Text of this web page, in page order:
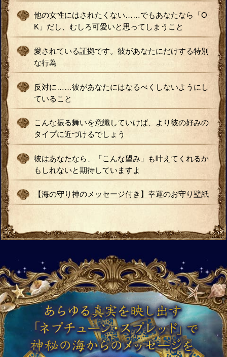
他の女性にはされたくない……でもあなたなら「O
K」だし、むしろ可愛いと思ってしまうこと
愛されている証拠です。彼があなたにだけする特別
な行為
反対に……彼があなたにはなるべくしないようにし
ていること
こんな振る舞いを意識していけば、より彼の好みの
タイプに近づけるでしょう
彼はあなたなら、「こんな望み」も叶えてくれるか
もしれないと期待していますよ
【海の守り神のメッセージ付き】幸運のお守り壁紙